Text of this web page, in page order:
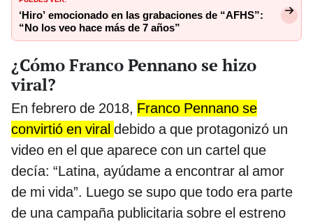
‘Hiro’ emocionado en las grabaciones de “AFHS”:
“No los veo hace más de 7 años”
¿Cómo Franco Pennano se hizo
viral?
En febrero de 2018, Franco Pennano se
convirtió en viral debido a que protagonizó un
video en el que aparece con un cartel que
decía: “Latina, ayúdame a encontrar al amor
de mi vida”. Luego se supo que todo era parte
de una campaña publicitaria sobre el estreno